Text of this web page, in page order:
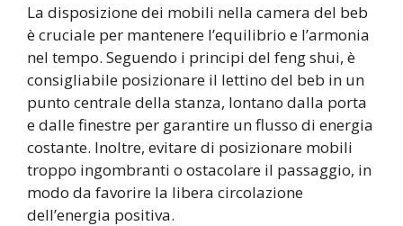
La disposizione dei mobili nella camera del beb
è cruciale per mantenere l’equilibrio e l’armonia
nel tempo. Seguendo i principi del feng shui, è
consigliabile posizionare il lettino del beb in un
punto centrale della stanza, lontano dalla porta
e dalle finestre per garantire un flusso di energia
costante. Inoltre, evitare di posizionare mobili
troppo ingombranti o ostacolare il passaggio, in
modo da favorire la libera circolazione
dell’energia positiva.